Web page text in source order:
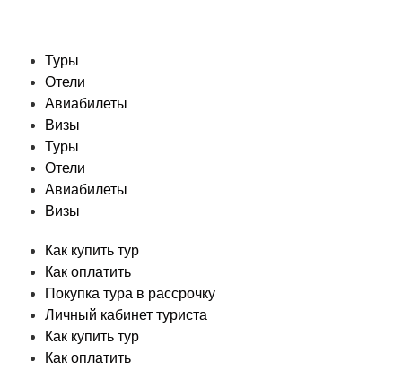
Туры
Отели
Авиабилеты
Визы
Туры
Отели
Авиабилеты
Визы
Как купить тур
Как оплатить
Покупка тура в рассрочку
Личный кабинет туриста
Как купить тур
Как оплатить